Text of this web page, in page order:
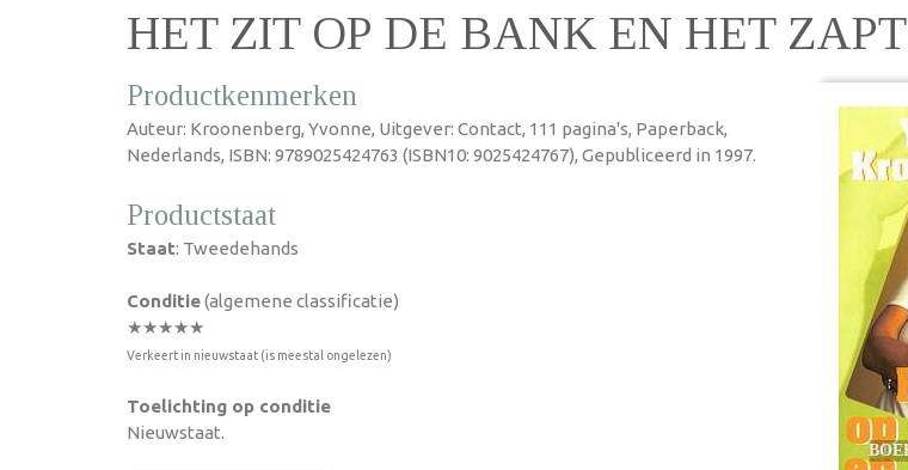
HET ZIT OP DE BANK EN HET ZAPT
Productkenmerken
Auteur: Kroonenberg, Yvonne, Uitgever: Contact, 111 pagina's, Paperback,
Nederlands, ISBN: 9789025424763 (ISBN10: 9025424767), Gepubliceerd in 1997.
Productstaat
Staat: Tweedehands
Conditie(algemene classificatie)
★★★★★
Verkeert in nieuwstaat (is meestal ongelezen)
Toelichting op conditie
Nieuwstaat.